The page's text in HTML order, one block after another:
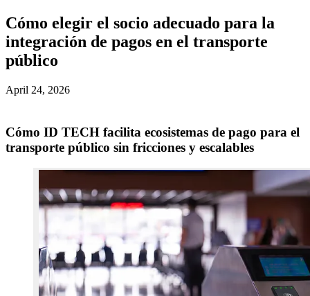
Cómo elegir el socio adecuado para la
integración de pagos en el transporte
público
April 24, 2026
Cómo ID TECH facilita ecosistemas de pago para el
transporte público sin fricciones y escalables